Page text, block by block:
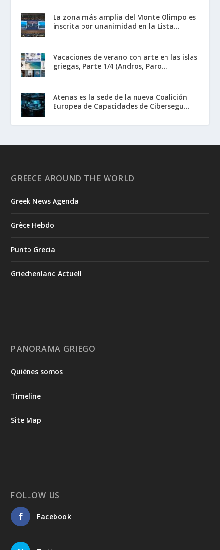
La zona más amplia del Monte Olimpo es
inscrita por unanimidad en la Lista...
Vacaciones de verano con arte en las islas
griegas, Parte 1/4 (Andros, Paro...
Atenas es la sede de la nueva Coalición
Europea de Capacidades de Cibersegu...
GREECE AROUND THE WORLD
Greek News Agenda
Grèce Hebdo
Punto Grecia
Griechenland Actuell
PANORAMA GRIEGO
Quiénes somos
Timeline
Site Map
FOLLOW US
Facebook